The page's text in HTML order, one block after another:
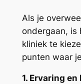
Als je
ondergaan, is
kliniek te
punten waar
1. Ervaring